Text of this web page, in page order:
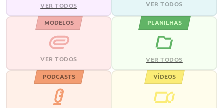
VER TODOS VER TODOS
MODELOS
VER TODOS
PLANILHAS
VER TODOS
PODCASTS VÍDEOS